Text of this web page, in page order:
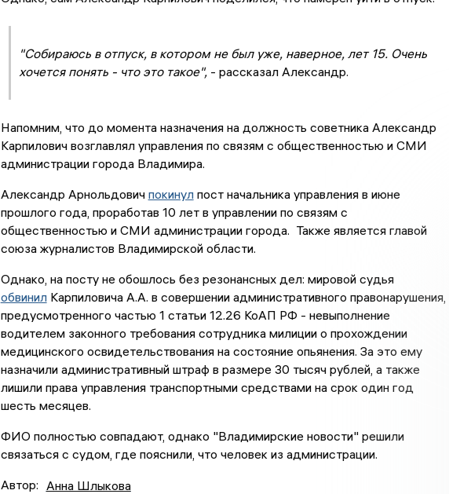
"Собираюсь в отпуск, в котором не был уже, наверное, лет 15. Очень
хочется понять - что это такое",- рассказал Александр.
Напомним, что до момента назначения на должность советника Александр
Карпилович возглавлял управления по связям с общественностью и СМИ
администрации города Владимира.
Александр Арнольдович покинулпост начальника управления в июне
прошлого года, проработав 10 лет в управлении по связям с
общественностью и СМИ администрации города. Также является главой
союза журналистов Владимирской области.
Однако, на посту не обошлось без резонансных дел: мировой судья
обвинилКарпиловича А.А. в совершении административного правонарушения,
предусмотренного частью 1 статьи 12.26 КоАП РФ - невыполнение
водителем законного требования сотрудника милиции о прохождении
медицинского освидетельствования на состояние опьянения. За это ему
назначили административный штраф в размере 30 тысяч рублей, а также
лишили права управления транспортными средствами на срок один год
шесть месяцев.
ФИО полностью совпадают, однако "Владимирские новости" решили
связаться с судом, где пояснили, что человек из администрации.
Автор: Анна Шлыкова